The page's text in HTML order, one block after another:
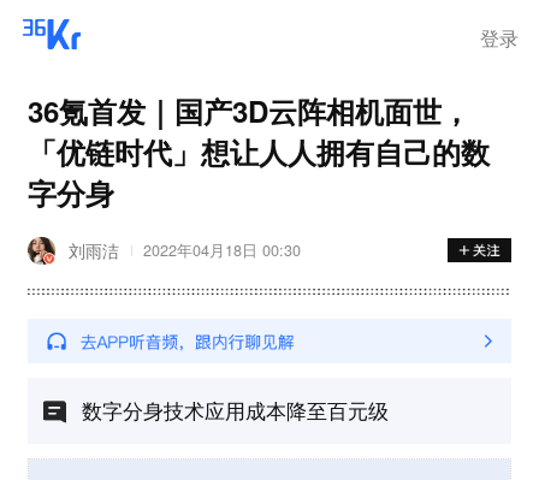
登录
36氪首发｜国产3D云阵相机面世，
「优链时代」想让人人拥有自己的数
字分身
刘雨洁 2022年04月18日 00:30
数字分身技术应用成本降至百元级